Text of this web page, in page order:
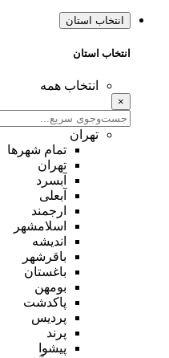
انتخاب استان
انتخاب استان
انتخاب همه
×
تهران
تمام شهر‌ها
تهران
آبسرد
آبعلی
ارجمند
اسلامشهر
اندیشه
باقرشهر
باغستان
بومهن
پاکدشت
پردیس
پرند
پیشوا